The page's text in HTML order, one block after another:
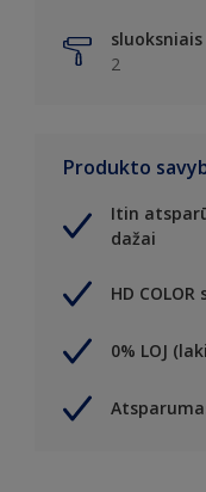
sluoksniais
2
Produkto
Itin
dažai
HD
0% LOJ